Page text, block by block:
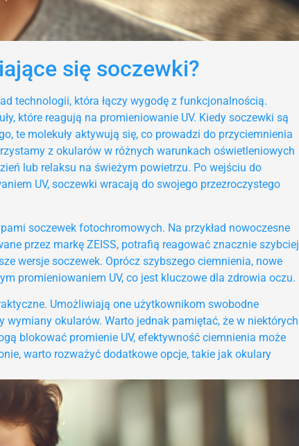
się soczewki?
technologii, która łączy wygodę z funkcjonalnością.
które reagują na promieniowanie UV. Kiedy soczewki są
te molekuły aktywują się, co prowadzi do przyciemnienia
z okularów w różnych warunkach oświetleniowych
lub relaksu na świeżym powietrzu. Po wejściu do
UV, soczewki wracają do swojego przezroczystego
soczewek fotochromowych. Na przykład nowoczesne
przez markę ZEISS, potrafią reagować znacznie szybciej
wersje soczewek. Oprócz szybszego ciemnienia, nowe
promieniowaniem UV, co jest kluczowe dla zdrowia oczu.
Umożliwiają one użytkownikom swobodne
okularów. Warto jednak pamiętać, że w niektórych
blokować promienie UV, efektywność ciemnienia może
warto rozważyć dodatkowe opcje, takie jak okulary